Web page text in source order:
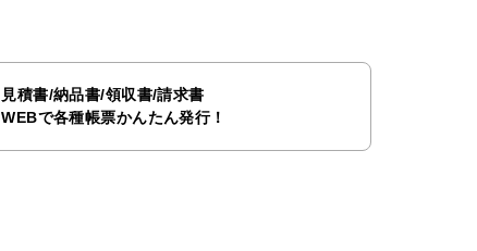
見積書/納品書/領収書/請求書
WEBで各種帳票かんたん発行！